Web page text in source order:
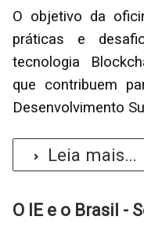
O objetivo da
práticas e
tecnologia
que contribuem
Desenvolvimento
Leia mais...
O IE e o Brasil -